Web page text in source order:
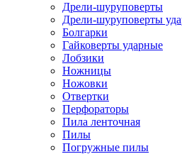
Дрели-шуруповерты
Дрели-шуруповерты
Болгарки
Гайковерты ударные
Лобзики
Ножницы
Ножовки
Отвертки
Перфораторы
Пила ленточная
Пилы
Погружные пилы